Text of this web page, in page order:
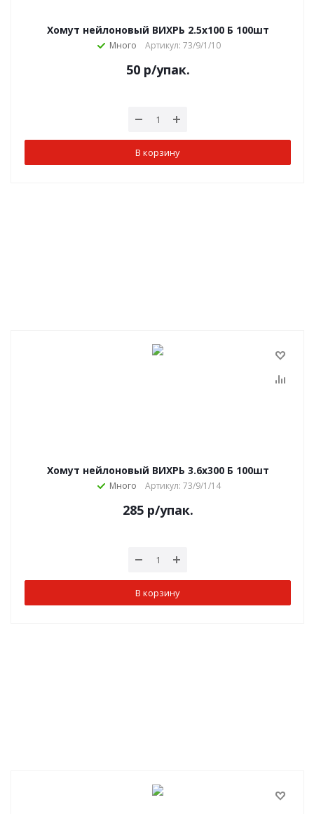
Хомут нейлоновый ВИХРЬ 2.5х100 Б 100шт
Много Артикул: 73/9/1/10
50р/упак.
В корзину
Хомут нейлоновый ВИХРЬ 3.6х300 Б 100шт
Много Артикул: 73/9/1/14
285р/упак.
В корзину